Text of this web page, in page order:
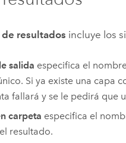
de resultados incluye los
salida especifica el
Si ya existe una capa
fallará y se le pedirá que
carpeta especifica el
resultado.